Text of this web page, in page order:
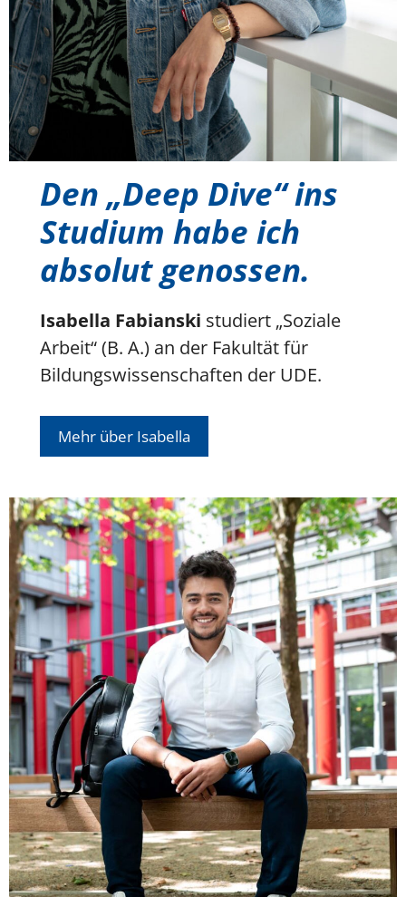
Den „Deep Dive“ ins
Studium habe ich
absolut genossen.
Isabella Fabianski studiert „Soziale
Arbeit“ (B. A.) an der Fakultät für
Bildungswissenschaften der UDE.
Mehr über Isabella